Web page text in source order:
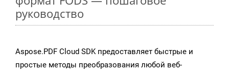
руководство
Aspose.PDF Cloud SDK предоставляет быстрые и
простые методы преобразования любой веб-